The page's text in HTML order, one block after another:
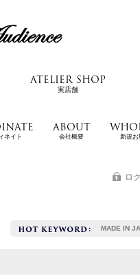
ATELIER SHOP
実店舗
ネイト
ABOUT
会社概要 新規お
MADE IN
ロ